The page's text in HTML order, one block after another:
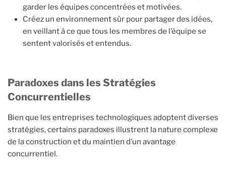
garder les équipes concentrées et motivées.
Créez un environnement sûr pour partager des idées,
en veillant à ce que tous les membres de l’équipe se
sentent valorisés et entendus.
Paradoxes dans les Stratégies
Concurrentielles
Bien que les entreprises technologiques adoptent diverses
stratégies, certains paradoxes illustrent la nature complexe
de la construction et du maintien d’un avantage
concurrentiel.